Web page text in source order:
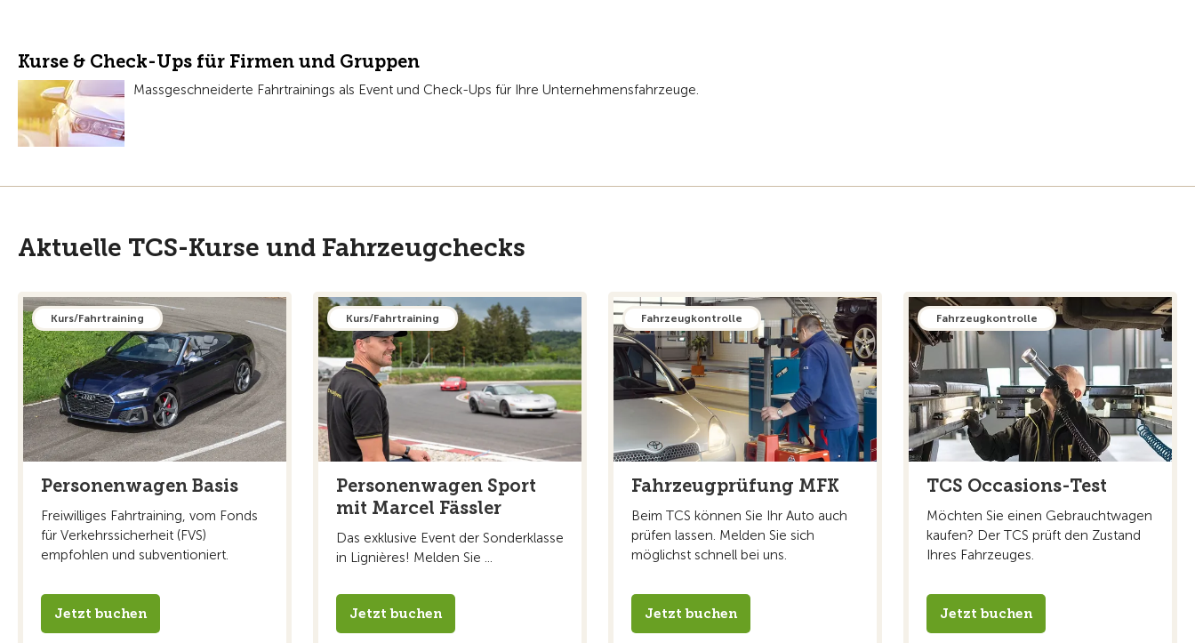
Kurse & Check-Ups für Firmen und Gruppen
Massgeschneiderte Fahrtrainings als Event und Check-Ups für Ihre Unternehmensfahrzeuge.
Aktuelle TCS-Kurse und Fahrzeugchecks
Kurs/Fahrtraining
Personenwagen Basis
Freiwilliges Fahrtraining, vom Fonds
für Verkehrssicherheit (FVS)
empfohlen und subventioniert.
Jetzt buchen
Kurs/Fahrtraining
Personenwagen Sport
mit Marcel Fässler
Das exklusive Event der Sonderklasse
in Lignières! Melden Sie ...
Jetzt buchen
Fahrzeugkontrolle
Fahrzeugprüfung MFK
Beim TCS können Sie Ihr Auto auch
prüfen lassen. Melden Sie sich
möglichst schnell bei uns.
Jetzt buchen
Fahrzeugkontrolle
TCS Occasions-Test
Möchten Sie einen Gebrauchtwagen
kaufen? Der TCS prüft den Zustand
Ihres Fahrzeuges.
Jetzt buchen